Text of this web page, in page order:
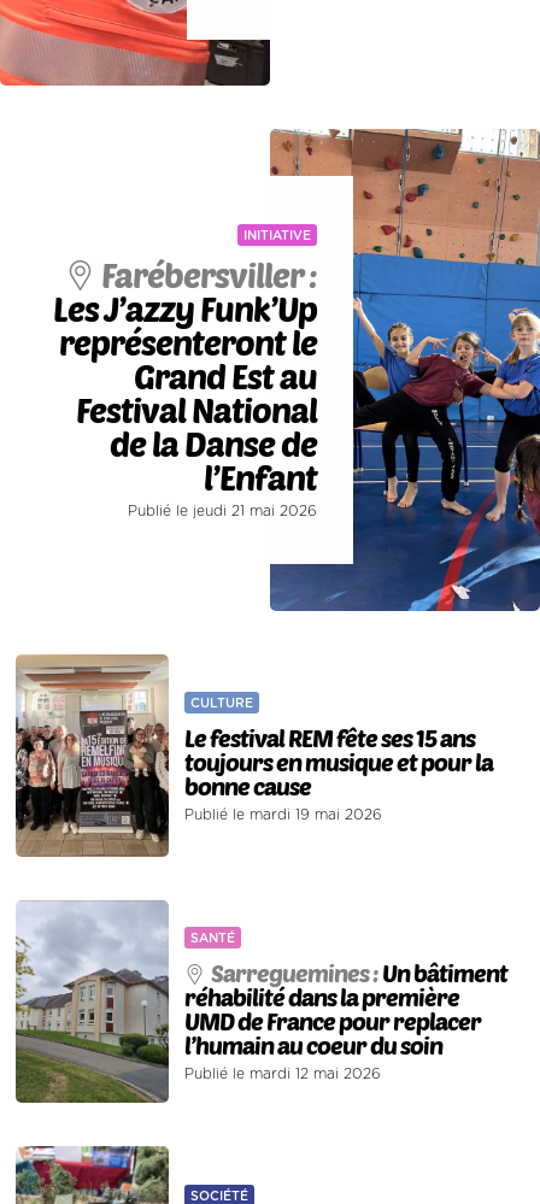
INITIATIVE
Farébersviller :
Les J’azzy Funk’Up
représenteront le
Grand Est au
Festival National
de la Danse de
l’Enfant
Publié le jeudi 21 mai 2026
CULTURE
Le festival REM fête ses 15 ans
toujours en musique et pour la
bonne cause
Publié le mardi 19 mai 2026
SANTÉ
Sarreguemines :Un bâtiment
réhabilité dans la première
UMD de France pour replacer
l’humain au coeur du soin
Publié le mardi 12 mai 2026
SOCIÉTÉ